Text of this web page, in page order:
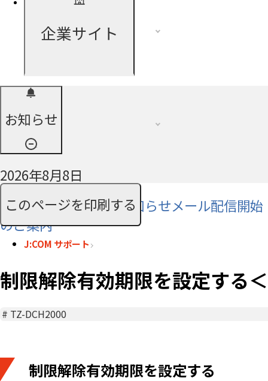
企業サイト
お知らせ
2026年8月8日
SMS利用料に関するお知らせメール配信開始
のご案内
このページを印刷する
J:COM サポート
制限解除有効期限を設定する
# TZ-DCH2000
制限解除有効期限を設定する